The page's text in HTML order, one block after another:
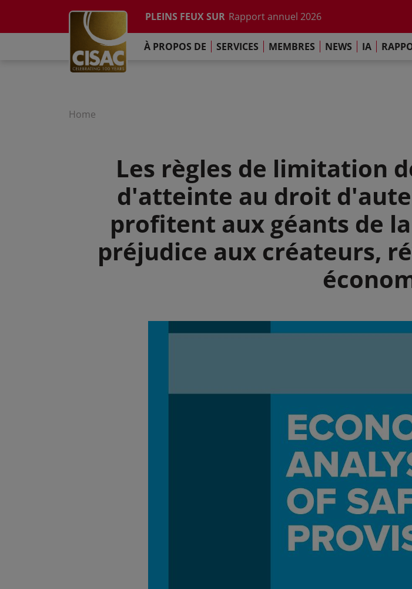
PLEINS FEUX SUR Rapport annuel 2026
L'Engagement de Paris
Rapport sur les Collectes Mondiales 2025
LinkedinYoutubeInstagramFacebookTikTok
À PROPOS DE SERVICES MEMBRES NEWS IA
Home
Les règles de limitation
d'atteinte au droit
profitent aux géants de
préjudice aux créateurs,